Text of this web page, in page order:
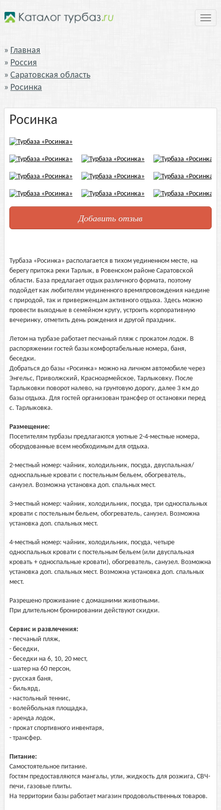
Главная
Россия
Саратовская область
Росинка
Росинка
Добавить отзыв
Турбаза «Росинка» располагается в тихом уединенном месте, на
берегу притока реки Тарлык, в Ровенском районе Саратовской
области. База предлагает отдых различного формата, поэтому
подойдет как любителям уединенного времяпровождения наедине
с природой, так и приверженцам активного отдыха. Здесь можно
провести выходные в семейном кругу, устроить корпоративную
вечеринку, отметить день рождения и другой праздник.
Летом на турбазе работает песчаный пляж с прокатом лодок. В
распоряжении гостей базы комфортабельные номера, баня,
беседки.
Добраться до базы «Росинка» можно на личном автомобиле через
Энгельс, Приволжский, Красноармейское, Тарлыковку. После
Тарлыковки поворот налево, на грунтовую дорогу, далее 3 км до
базы отдыха. Для гостей организован трансфер от остановки перед
с. Тарлыковка.
Размещение:
Посетителям турбазы предлагаются уютные 2-4-местные номера,
оборудованные всем необходимым для отдыха.
2-местный номер: чайник, холодильник, посуда, двуспальная/
односпальные кровати с постельным бельем, обогреватель,
санузел. Возможна установка доп. спальных мест.
3-местный номер: чайник, холодильник, посуда, три односпальных
кровати с постельным бельем, обогреватель, санузел. Возможна
установка доп. спальных мест.
4-местный номер: чайник, холодильник, посуда, четыре
односпальных кровати с постельным бельем (или двуспальная
кровать + односпальные кровати), обогреватель, санузел. Возможна
установка доп. спальных мест. Возможна установка доп. спальных
мест.
Разрешено проживание с домашними животными.
При длительном бронировании действуют скидки.
Сервис и развлечения:
- песчаный пляж,
- беседки,
- беседки на 6, 10, 20 мест,
- шатер на 60 персон,
- русская баня,
- бильярд,
- настольный теннис,
- волейбольная площадка,
- аренда лодок,
- прокат спортивного инвентаря,
- трансфер.
Питание:
Самостоятельное питание.
Гостям предоставляются мангалы, угли, жидкость для розжига, СВЧ-
печи, газовые плиты.
На территории базы работает магазин продовольственных товаров.